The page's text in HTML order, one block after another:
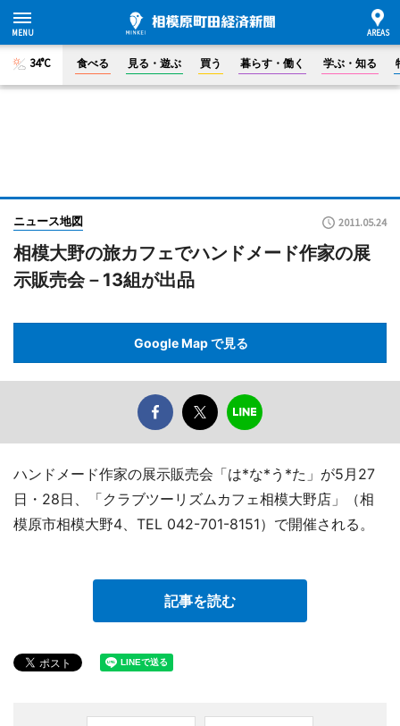
34°C 食べる 見る・遊ぶ 買う 暮らす・働く 学ぶ・知る
ニュース地図 2011.05.24
相模大野の旅カフェでハンドメード作家の展
示販売会－13組が出品
Google Map で見る
ハンドメード作家の展示販売会「は*な*う*た」が5月27
日・28日、「クラブツーリズムカフェ相模大野店」（相
模原市相模大野4、TEL 042-701-8151）で開催される。
記事を読む